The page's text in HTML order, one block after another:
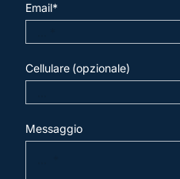
Email*
Cellulare (opzionale)
Messaggio